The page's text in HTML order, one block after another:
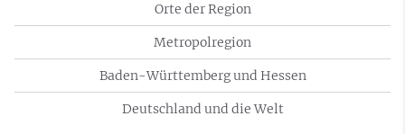
Orte der Region
Metropolregion
Baden-Württemberg und Hessen
Deutschland und die Welt